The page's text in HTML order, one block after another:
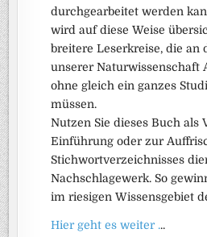
durchgearbeitet werden
wird auf diese Weise
breitere Leserkreise, die an
unserer Naturwissenschaft
ohne gleich ein ganzes
müssen.
Nutzen Sie dieses Buch als
Einführung oder zur
Stichwortverzeichnisses
Nachschlagewerk. So
im riesigen Wissensgebiet
Hier geht es weiter ...